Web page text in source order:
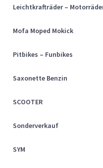
Leichtkrafträder –
Mofa Moped Mokick
Pitbikes – Funbikes
Saxonette Benzin
SCOOTER
Sonderverkauf
SYM